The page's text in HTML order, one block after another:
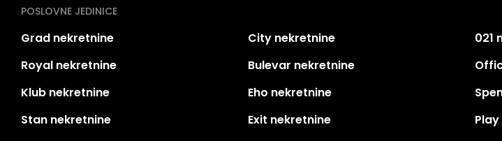
POSLOVNE JEDINICE
Grad nekretnine City nekretnine 021
Royal nekretnine
Bulevar nekretnine
Klub nekretnine
Eho nekretnine
Stan nekretnine
Exit nekretnine